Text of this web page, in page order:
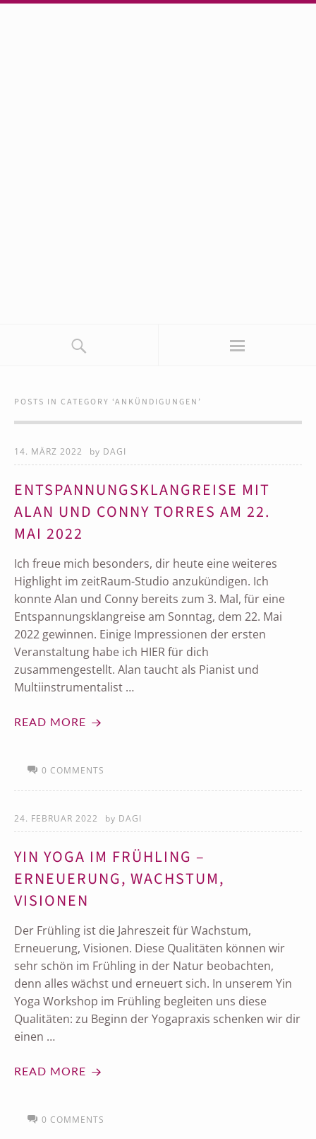
POSTS IN CATEGORY ‘ANKÜNDIGUNGEN ’
14. MÄRZ 2022 by DAGI
ENTSPANNUNGSKLANGREISE MIT
ALAN UND CONNY TORRES AM 22.
MAI 2022
Ich freue mich besonders, dir heute eine weiteres
Highlight im zeitRaum-Studio anzukündigen. Ich
konnte Alan und Conny bereits zum 3. Mal, für eine
Entspannungsklangreise am Sonntag, dem 22. Mai
2022 gewinnen. Einige Impressionen der ersten
Veranstaltung habe ich HIER für dich
zusammengestellt. Alan taucht als Pianist und
Multiinstrumentalist …
READ MORE
0 COMMENTS
24. FEBRUAR 2022 by DAGI
YIN YOGA IM FRÜHLING –
ERNEUERUNG, WACHSTUM,
VISIONEN
Der Frühling ist die Jahreszeit für Wachstum,
Erneuerung, Visionen. Diese Qualitäten können wir
sehr schön im Frühling in der Natur beobachten,
denn alles wächst und erneuert sich. In unserem Yin
Yoga Workshop im Frühling begleiten uns diese
Qualitäten: zu Beginn der Yogapraxis schenken wir dir
einen …
READ MORE
0 COMMENTS